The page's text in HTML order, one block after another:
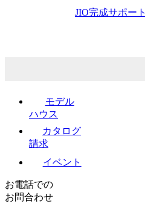
JIO完成サポート
モデル
ハウス
カタログ
請求
イベント
お電話での
お問合わせ